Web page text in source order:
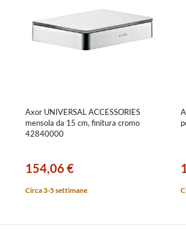
Axor UNIVERSAL ACCESSORIES
mensola da 15 cm, finitura cromo
42840000
154,06 €
Circa 3-5 settimane